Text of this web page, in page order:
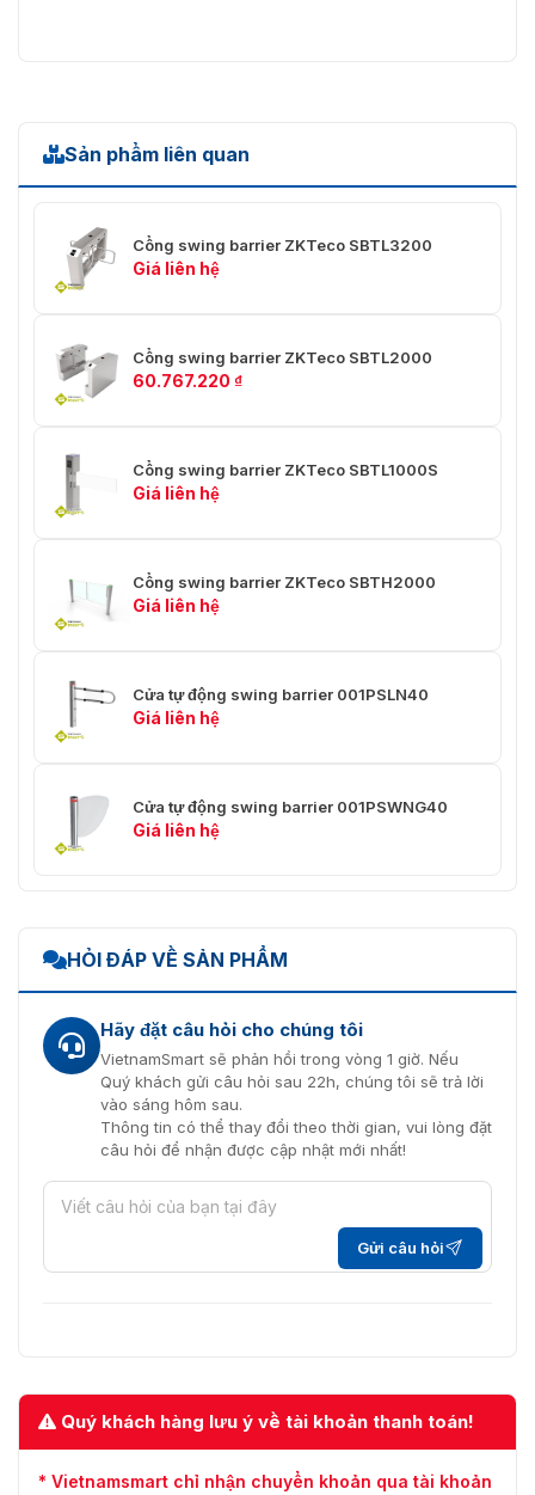
Sản phẩm liên quan
Cổng swing barrier ZKTeco SBTL3200
Giá liên hệ
Cổng swing barrier ZKTeco SBTL2000
60.767.220 ₫
Cổng swing barrier ZKTeco SBTL1000S
Giá liên hệ
Cổng swing barrier ZKTeco SBTH2000
Giá liên hệ
Cửa tự động swing barrier 001PSLN40
Giá liên hệ
Cửa tự động swing barrier 001PSWNG40
Giá liên hệ
HỎI ĐÁP VỀ SẢN PHẨM
Hãy đặt câu hỏi cho chúng tôi
VietnamSmart sẽ phản hồi trong vòng 1 giờ. Nếu
Quý khách gửi câu hỏi sau 22h, chúng tôi sẽ trả lời
vào sáng hôm sau.
Thông tin có thể thay đổi theo thời gian, vui lòng đặt
câu hỏi để nhận được cập nhật mới nhất!
Gửi câu hỏi
Quý khách hàng lưu ý về tài khoản thanh toán!
* Vietnamsmart chỉ nhận chuyển khoản qua tài khoản